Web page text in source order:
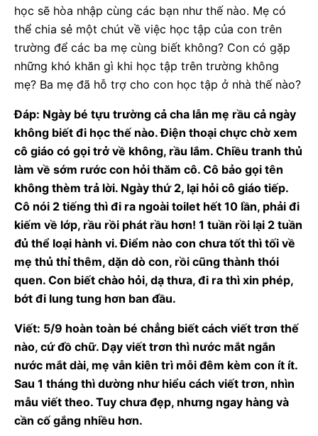
học sẽ hòa nhập cùng các bạn như thế nào. Mẹ có
thể chia sẻ một chút về việc học tập của con trên
trường để các ba mẹ cùng biết không? Con có gặp
những khó khăn gì khi học tập trên trường không
mẹ? Ba mẹ đã hỗ trợ cho con học tập ở nhà thế nào?
Đáp: Ngày bé tựu trường cả cha lẫn mẹ rầu cả ngày
không biết đi học thế nào. Điện thoại chực chờ xem
cô giáo có gọi trở về không, rầu lắm. Chiều tranh thủ
làm về sớm rước con hỏi thăm cô. Cô bảo gọi tên
không thèm trả lời. Ngày thứ 2, lại hỏi cô giáo tiếp.
Cô nói 2 tiếng thì đi ra ngoài toilet hết 10 lần, phải đi
kiếm về lớp, rầu rồi phát rầu hơn! 1 tuần rồi lại 2 tuần
đủ thể loại hành vi. Điểm nào con chưa tốt thì tối về
mẹ thủ thỉ thêm, dặn dò con, rồi cũng thành thói
quen. Con biết chào hỏi, dạ thưa, đi ra thì xin phép,
bớt đi lung tung hơn ban đầu.
Viết: 5/9 hoàn toàn bé chẳng biết cách viết trơn thế
nào, cứ đồ chữ. Dạy viết trơn thì nước mắt ngắn
nước mắt dài, mẹ vẫn kiên trì mỗi đêm kèm con ít ít.
Sau 1 tháng thì dường như hiểu cách viết trơn, nhìn
mẫu viết theo. Tuy chưa đẹp, nhưng ngay hàng và
cần cố gắng nhiều hơn.